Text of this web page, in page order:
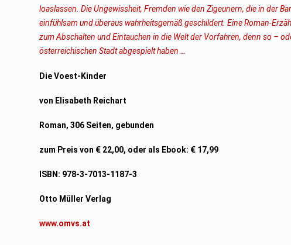
loaslassen. Die Ungewissheit, Fremden wie den Zigeunern, die in der
einfühlsam und überaus wahrheitsgemäß geschildert. Eine Roman-
zum Abschalten und Eintauchen in die Welt der Vorfahren, denn so –
österreichischen Stadt abgespielt haben …
Die Voest-Kinder
von Elisabeth Reichart
Roman, 306 Seiten, gebunden
zum Preis von € 22,00, oder als Ebook: € 17,99
ISBN: 978-3-7013-1187-3
Otto Müller Verlag
www.omvs.at